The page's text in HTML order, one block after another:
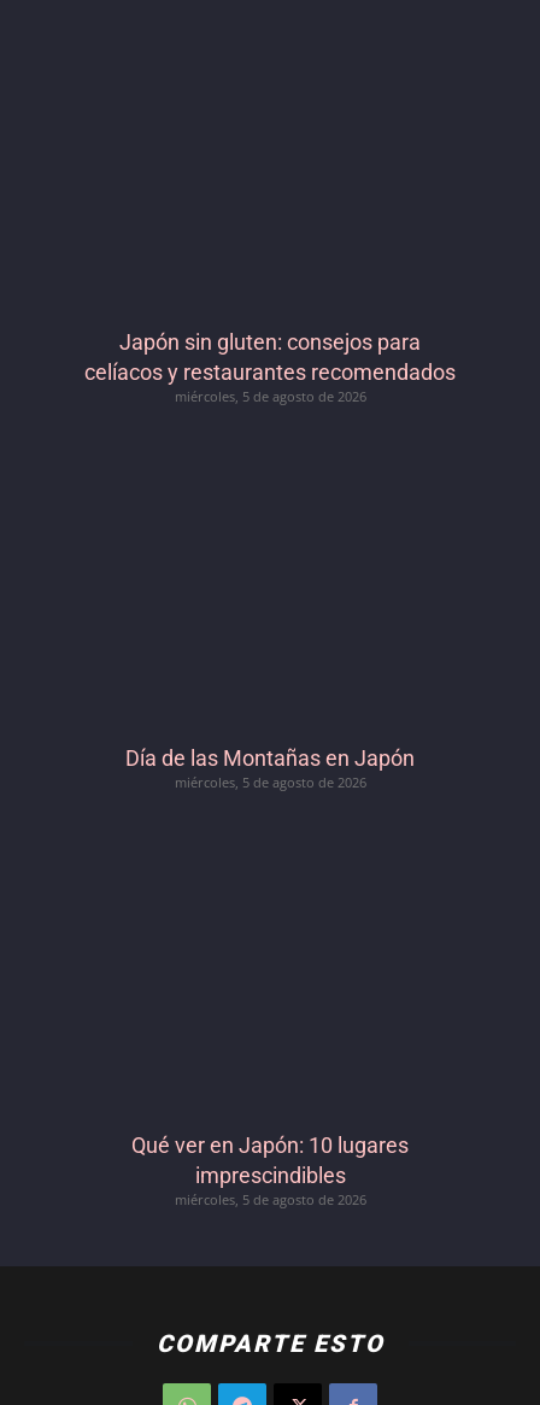
Japón sin gluten: consejos para
celíacos y restaurantes recomendados
miércoles, 5 de agosto de 2026
Día de las Montañas en Japón
miércoles, 5 de agosto de 2026
Qué ver en Japón: 10 lugares
imprescindibles
miércoles, 5 de agosto de 2026
COMPARTE ESTO